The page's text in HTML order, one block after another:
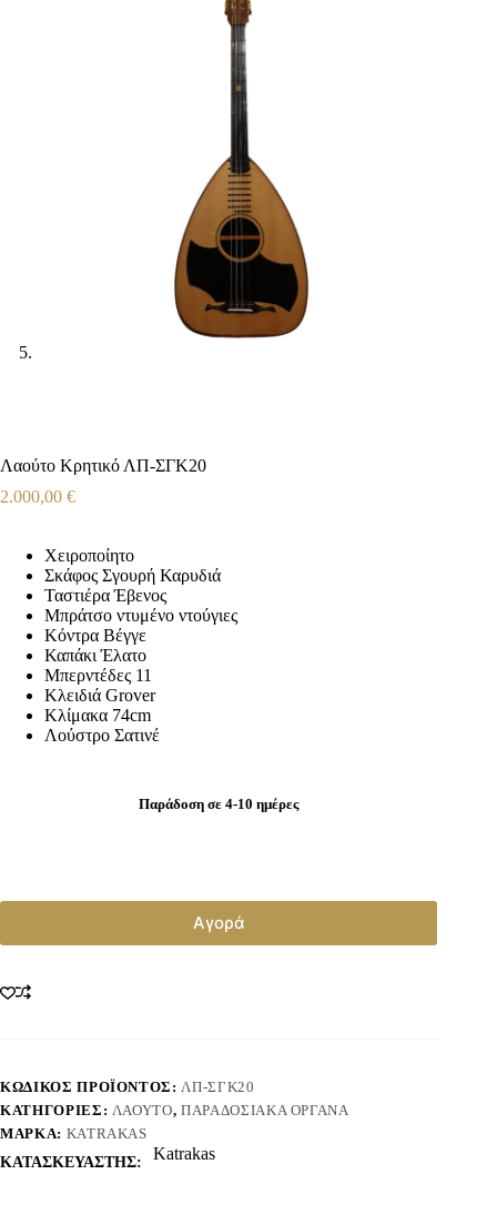
Λαούτο Κρητικό ΛΠ-ΣΓΚ20
2.000,00 €
Χειροποίητο
Σκάφος Σγουρή Καρυδιά
Ταστιέρα Έβενος
Μπράτσο ντυμένο ντούγιες
Κόντρα Βέγγε
Καπάκι Έλατο
Μπερντέδες 11
Κλειδιά Grover
Κλίμακα 74cm
Λούστρο Σατινέ
Παράδοση σε 4-10 ημέρες
Αγορά
ΚΩΔΙΚΌΣ ΠΡΟΪΌΝΤΟΣ: ΛΠ-ΣΓΚ20
ΚΑΤΗΓΟΡΊΕΣ: ΛΑΟΎΤΟ,ΠΑΡΑΔΟΣΙΑΚΆ ΌΡΓΑΝΑ
ΜΆΡΚΑ: KATRAKAS
ΚΑΤΑΣΚΕΥΑΣΤΗΣ:
Katrakas